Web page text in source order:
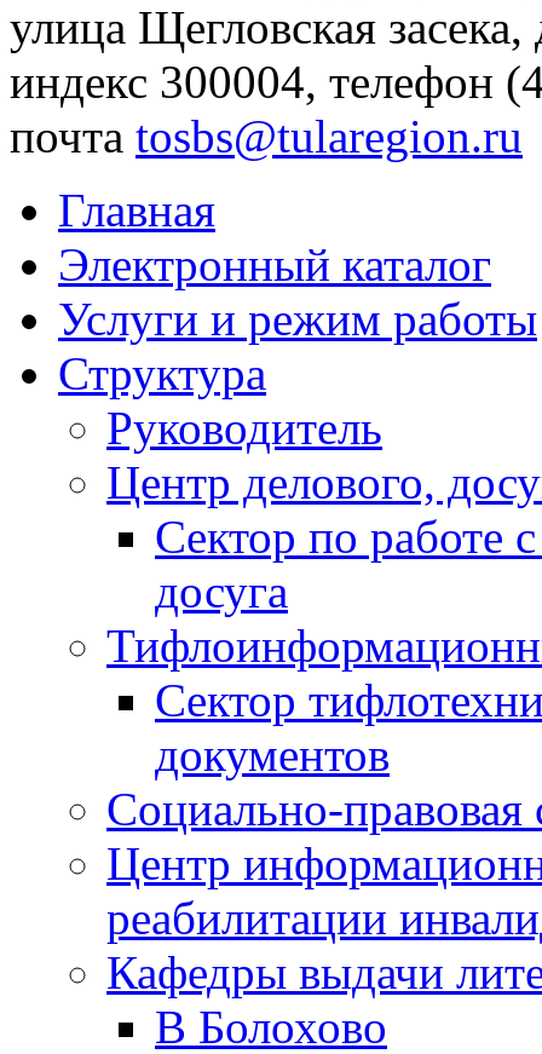
улица Щегловская
индекс 300004, телефон
почта tosbs@tularegion.ru
Главная
Электронный каталог
Услуги и режим работы
Структура
Руководитель
Центр делового,
Сектор по работе
досуга
Сектор
документов
Социально-правовая
Центр
реабилитации
Кафедры выдачи
В Болохово